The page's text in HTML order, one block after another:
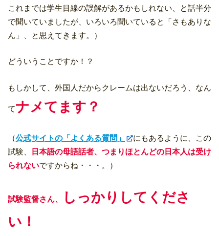
これまでは学生目線の誤解があるかもしれない、と話半分
で聞いていましたが、いろいろ聞いていると「さもありな
ん」、と思えてきます。）
どういうことですか！？
もしかして、外国人だからクレームは出ないだろう、なん
てナメてます？
（公式サイトの「よくある質問」
にもあるように、この
試験、
日本語の母語話者、つまりほとんどの日本人は受け
られないですからね・・・。）
試験監督さん、
しっかりしてくださ
い！